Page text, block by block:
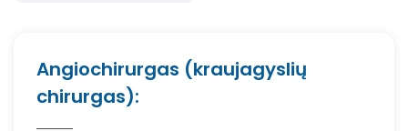
Angiochirurgas (kraujagyslių
chirurgas):